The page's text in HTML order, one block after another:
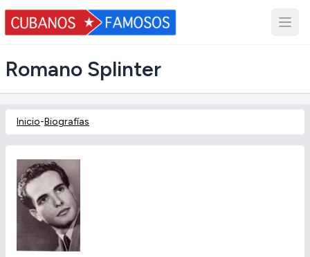
Romano Splinter
Inicio-Biografías